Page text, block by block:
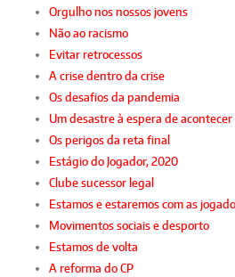
Orgulho nos nossos jovens
Não ao racismo
Evitar retrocessos
A crise dentro da crise
Os desafios da pandemia
Um desastre à espera de acontecer
Os perigos da reta final
Estágio do Jogador, 2020
Clube sucessor legal
Estamos e estaremos com as
Movimentos sociais e desporto
Estamos de volta
A reforma do CP